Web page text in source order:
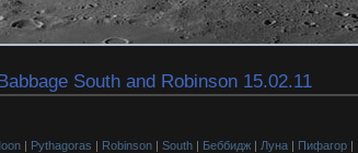
South and Robinson 15.02.11
| Pythagoras | Robinson | South | Беббидж | Луна | Пифагор |